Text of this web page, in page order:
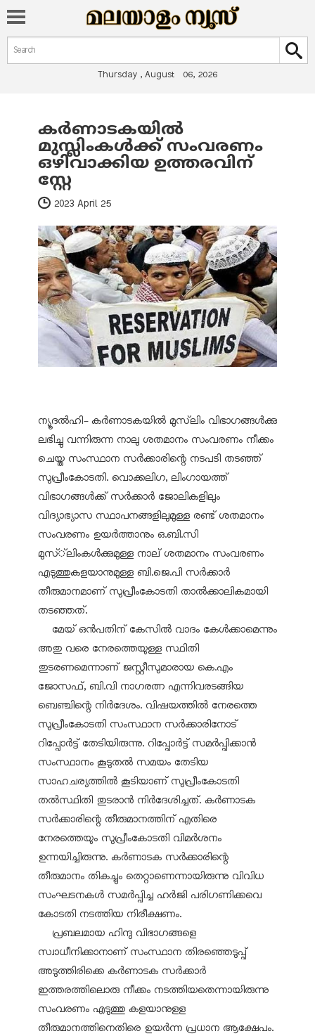
Search form
Search
Thursday , August 06, 2026
You are here
കർണാടകയിൽ
മുസ്ലിംകൾക്ക് സംവരണം
ഒഴിവാക്കിയ ഉത്തരവിന്
സ്റ്റേ
2023 April 25
ന്യൂദൽഹി- കർണാടകയിൽ മുസ്‌ലിം വിഭാഗങ്ങൾക്കു
ലഭിച്ചു വന്നിരുന്ന നാലു ശതമാനം സംവരണം നീക്കം
ചെയ്ത സംസ്ഥാന സർക്കാരിന്റെ നടപടി തടഞ്ഞ്
സുപ്രീംകോടതി. വൊക്കലിഗ, ലിംഗായത്ത്
വിഭാഗങ്ങൾക്ക് സർക്കാർ ജോലികളിലും
വിദ്യാഭ്യാസ സ്ഥാപനങ്ങളിലുമുള്ള രണ്ട് ശതമാനം
സംവരണം ഉയർത്താനും ഒ.ബി.സി
മുസ്്‌ലിംകൾക്കുമുള്ള നാല് ശതമാനം സംവരണം
എടുത്തുകളയാനുമുള്ള ബി.ജെ.പി സർക്കാർ
തീരുമാനമാണ് സുപ്രീംകോടതി താൽക്കാലികമായി
തടഞ്ഞത്.
മേയ് ഒൻപതിന് കേസിൽ വാദം കേൾക്കാമെന്നും
അതു വരെ നേരത്തെയുള്ള സ്ഥിതി
തുടരണമെന്നാണ് ജസ്റ്റീസുമാരായ കെ.എം
ജോസഫ്, ബി.വി നാഗരത്ന എന്നിവരടങ്ങിയ
ബെഞ്ചിന്റെ നിർദേശം. വിഷയത്തിൽ നേരത്തെ
സുപ്രീംകോടതി സംസ്ഥാന സർക്കാരിനോട്
റിപ്പോർട്ട് തേടിയിരുന്നു. റിപ്പോർട്ട് സമർപ്പിക്കാൻ
സംസ്ഥാനം കൂടുതൽ സമയം തേടിയ
സാഹചര്യത്തിൽ കൂടിയാണ് സുപ്രീംകോടതി
തൽസ്ഥിതി തുടരാൻ നിർദേശിച്ചത്. കർണാടക
സർക്കാരിന്റെ തീരുമാനത്തിന് എതിരെ
നേരത്തെയും സുപ്രീംകോടതി വിമർശനം
ഉന്നയിച്ചിരുന്നു. കർണാടക സർക്കാരിന്റെ
തീരുമാനം തികച്ചും തെറ്റാണെന്നായിരുന്നു വിവിധ
സംഘടനകൾ സമർപ്പിച്ച ഹർജി പരിഗണിക്കവെ
കോടതി നടത്തിയ നിരീക്ഷണം.
പ്രബലമായ ഹിന്ദു വിഭാഗങ്ങളെ
സ്വാധീനിക്കാനാണ് സംസ്ഥാന തിരഞ്ഞെടുപ്പ്
അടുത്തിരിക്കെ കർണാടക സർക്കാർ
ഇത്തരത്തിലൊരു നീക്കം നടത്തിയതെന്നായിരുന്നു
സംവരണം എടുത്തു കളയാനുളള
തീരുമാനത്തിനെതിരെ ഉയർന്ന പ്രധാന ആക്ഷേപം.